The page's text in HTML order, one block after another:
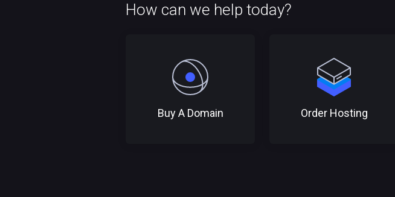
How can we help today?
Buy A Domain Order Hosting